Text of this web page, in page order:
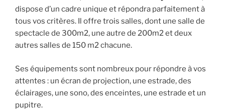
dispose d’un cadre unique et répondra parfaitement à
tous vos critères. Il offre trois salles, dont une salle de
spectacle de 300m2, une autre de 200m2 et deux
autres salles de 150 m2 chacune.
Ses équipements sont nombreux pour répondre à vos
attentes : un écran de projection, une estrade, des
éclairages, une sono, des enceintes, une estrade et un
pupitre.